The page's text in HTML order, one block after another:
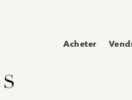
Acheter